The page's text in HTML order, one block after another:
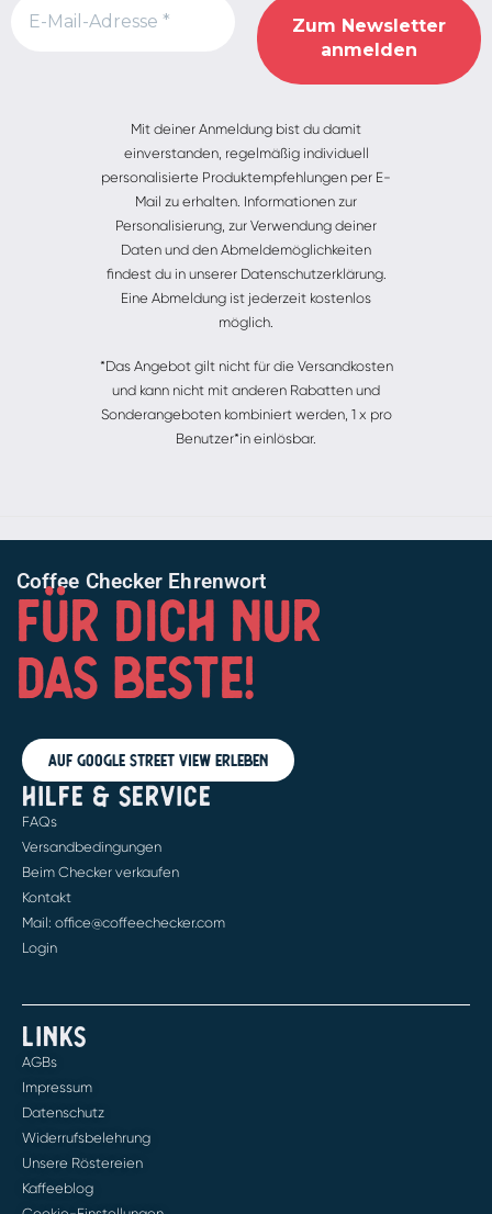
Mit deiner Anmeldung bist du damit
einverstanden, regelmäßig individuell
personalisierte Produktempfehlungen per E-
Mail zu erhalten. Informationen zur
Personalisierung, zur Verwendung deiner
Daten und den Abmeldemöglichkeiten
findest du in unserer Datenschutzerklärung.
Eine Abmeldung ist jederzeit kostenlos
möglich.
*Das Angebot gilt nicht für die Versandkosten
und kann nicht mit anderen Rabatten und
Sonderangeboten kombiniert werden, 1 x pro
Benutzer*in einlösbar.
Coffee Checker Ehrenwort
FÜR DICH NUR
DAS BESTE!
Auf Google Street View erleben
HILFE & SERVICE
FAQs
Versandbedingungen
Beim Checker verkaufen
Kontakt
Mail: office@coffeechecker.com
Login
LINKS
AGBs
Impressum
Datenschutz
Widerrufsbelehrung
Unsere Röstereien
Kaffeeblog